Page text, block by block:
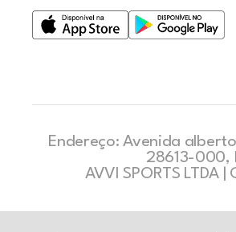
Endereço: Avenida
28613-000,
AVVI SPORTS